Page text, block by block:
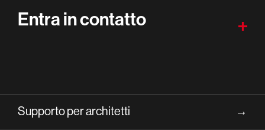
Entra in contatto
Supporto per architetti →